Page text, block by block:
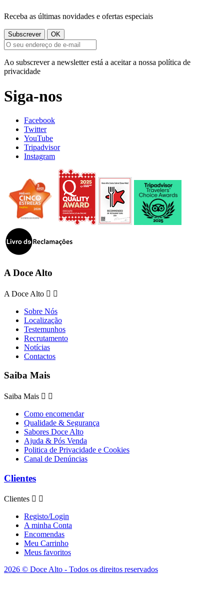
Receba as últimas novidades e ofertas especiais
Ao subscrever a newsletter está a aceitar a nossa política de
privacidade
Siga-nos
Facebook
Twitter
YouTube
Tripadvisor
Instagram
A Doce Alto
A Doce Alto  
Sobre Nós
Localização
Testemunhos
Recrutamento
Notícias
Contactos
Saiba Mais
Saiba Mais  
Como encomendar
Qualidade & Segurança
Sabores Doce Alto
Ajuda & Pós Venda
Politica de Privacidade e Cookies
Canal de Denúncias
Clientes
Clientes  
Registo/Login
A minha Conta
Encomendas
Meu Carrinho
Meus favoritos
2026 © Doce Alto - Todos os direitos reservados